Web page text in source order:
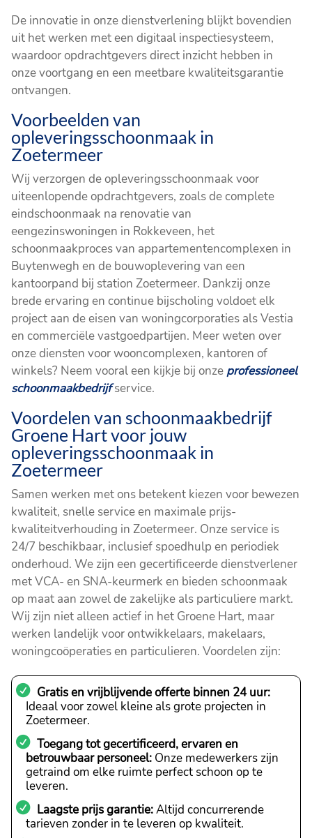
De innovatie in onze dienstverlening blijkt bovendien
uit het werken met een digitaal inspectiesysteem,
waardoor opdrachtgevers direct inzicht hebben in
onze voortgang en een meetbare kwaliteitsgarantie
ontvangen.
Voorbeelden van
opleveringsschoonmaak in
Zoetermeer
Wij verzorgen de opleveringsschoonmaak voor
uiteenlopende opdrachtgevers, zoals de complete
eindschoonmaak na renovatie van
eengezinswoningen in Rokkeveen, het
schoonmaakproces van appartementencomplexen in
Buytenwegh en de bouwoplevering van een
kantoorpand bij station Zoetermeer. Dankzij onze
brede ervaring en continue bijscholing voldoet elk
project aan de eisen van woningcorporaties als Vestia
en commerciële vastgoedpartijen. Meer weten over
onze diensten voor wooncomplexen, kantoren of
winkels? Neem vooral een kijkje bij onze professioneel
schoonmaakbedrijfservice.
Voordelen van schoonmaakbedrijf
Groene Hart voor jouw
opleveringsschoonmaak in
Zoetermeer
Samen werken met ons betekent kiezen voor bewezen
kwaliteit, snelle service en maximale prijs-
kwaliteitverhouding in Zoetermeer. Onze service is
24/7 beschikbaar, inclusief spoedhulp en periodiek
onderhoud. We zijn een gecertificeerde dienstverlener
met VCA- en SNA-keurmerk en bieden schoonmaak
op maat aan zowel de zakelijke als particuliere markt.
Wij zijn niet alleen actief in het Groene Hart, maar
werken landelijk voor ontwikkelaars, makelaars,
woningcoöperaties en particulieren. Voordelen zijn:
Gratis en vrijblijvende offerte binnen 24 uur:
Ideaal voor zowel kleine als grote projecten in
Zoetermeer.
Toegang tot gecertificeerd, ervaren en
betrouwbaar personeel: Onze medewerkers zijn
getraind om elke ruimte perfect schoon op te
leveren.
Laagste prijs garantie:Altijd concurrerende
tarieven zonder in te leveren op kwaliteit.